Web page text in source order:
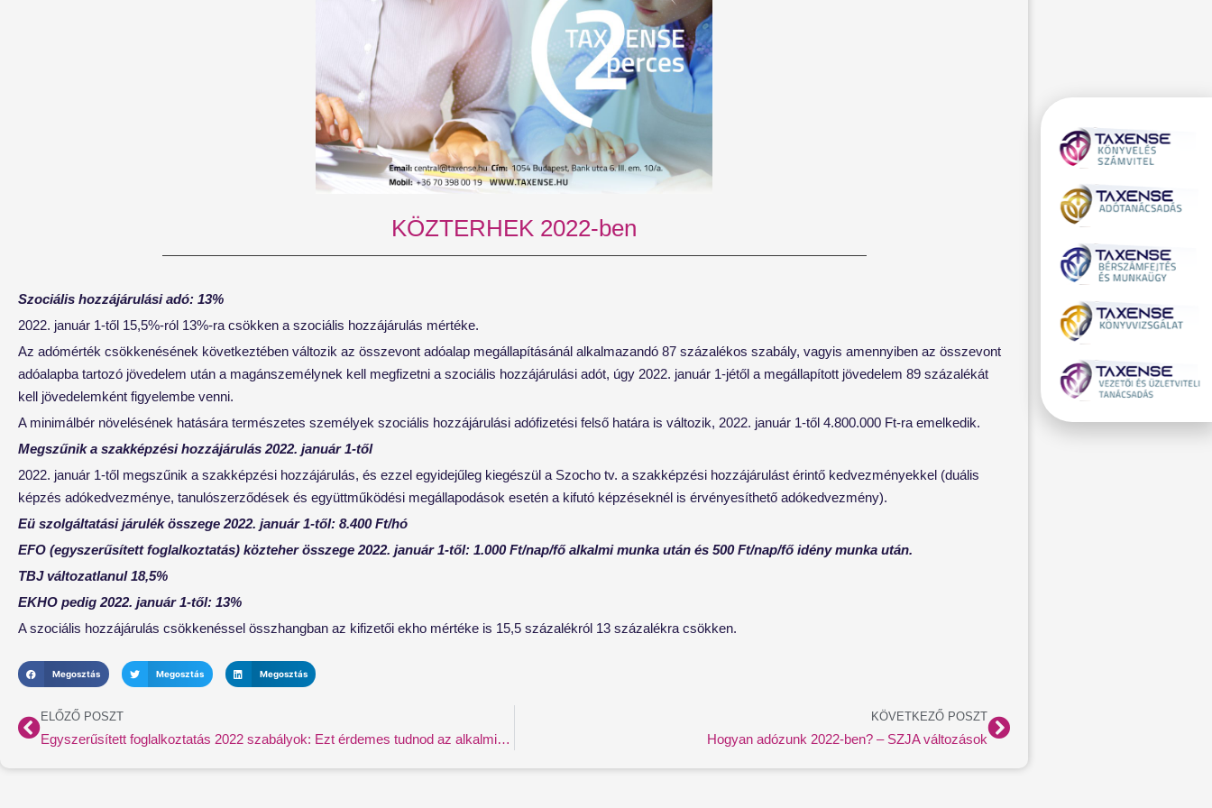
KÖZTERHEK 2022-ben
Szociális hozzájárulási adó: 13%
2022. január 1-től 15,5%-ról 13%-ra csökken a szociális hozzájárulás mértéke.
Az adómérték csökkenésének következtében változik az összevont adóalap megállapításánál alkalmazandó 87 százalékos szabály, vagyis amennyiben az összevont
adóalapba tartozó jövedelem után a magánszemélynek kell megfizetni a szociális hozzájárulási adót, úgy 2022. január 1-jétől a megállapított jövedelem 89 százalékát
kell jövedelemként figyelembe venni.
A minimálbér növelésének hatására természetes személyek szociális hozzájárulási adófizetési felső határa is változik, 2022. január 1-től 4.800.000 Ft-ra emelkedik.
Megszűnik a szakképzési hozzájárulás 2022. január 1-től
2022. január 1-től megszűnik a szakképzési hozzájárulás, és ezzel egyidejűleg kiegészül a Szocho tv. a szakképzési hozzájárulást érintő kedvezményekkel (duális
képzés adókedvezménye, tanulószerződések és együttműködési megállapodások esetén a kifutó képzéseknél is érvényesíthető adókedvezmény).
Eü szolgáltatási járulék összege 2022. január 1-től: 8.400 Ft/hó
EFO (egyszerűsített foglalkoztatás) közteher összege 2022. január 1-től: 1.000 Ft/nap/fő alkalmi munka után és 500 Ft/nap/fő idény munka után.
TBJ változatlanul 18,5%
EKHO pedig 2022. január 1-től: 13%
A szociális hozzájárulás csökkenéssel összhangban az kifizetői ekho mértéke is 15,5 százalékról 13 százalékra csökken.
Megosztás Megosztás Megosztás
Előző
ELŐZŐ POSZT
Egyszerűsített foglalkoztatás 2022 szabályok: Ezt érdemes tudnod az alkalmi munkáról!
KÖVETKEZŐ POSZT
Hogyan adózunk 2022-ben? – SZJA változások
Következő